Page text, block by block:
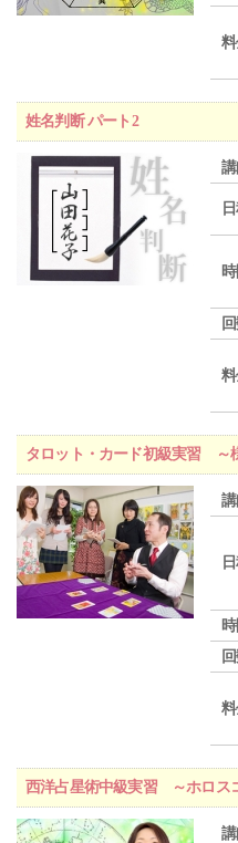
姓名判断 パート2
タロット・カード初級実習 ～
西洋占星術中級実習 ～ホロス